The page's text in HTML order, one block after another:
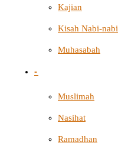
Kajian
Kisah Nabi-nabi
Muhasabah
-
Muslimah
Nasihat
Ramadhan